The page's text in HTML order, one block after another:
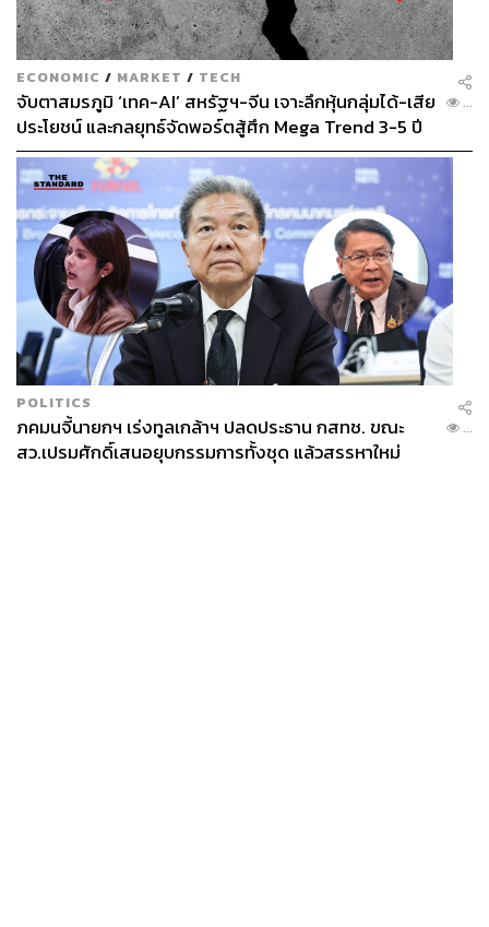
ECONOMIC / MARKET / TECH
จับตาสมรภูมิ ‘เทค-AI’ สหรัฐฯ-จีน เจาะลึกหุ้นกลุ่มได้-เสีย
ประโยชน์ และกลยุทธ์จัดพอร์ตสู้ศึก Mega Trend 3-5 ปี
ข้างหน้า
...
POLITICS
ภคมนจี้นายกฯ เร่งทูลเกล้าฯ ปลดประธาน กสทช. ขณะ
สว.เปรมศักดิ์เสนอยุบกรรมการทั้งชุด แล้วสรรหาใหม่
...